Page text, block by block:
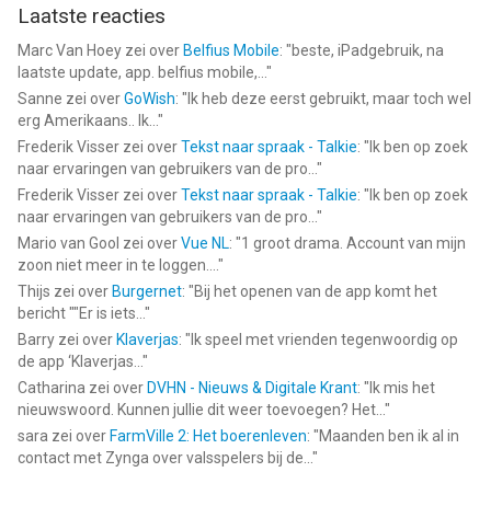
Laatste reacties
Marc Van Hoey zei over Belfius Mobile: "beste, iPadgebruik, na
laatste update, app. belfius mobile,... "
Sanne zei overGoWish: " Ik heb deze eerst gebruikt, maar toch wel
erg Amerikaans.. Ik... "
Frederik Visser zei overTekst naar spraak - Talkie: " Ik ben op zoek
naar ervaringen van gebruikers van de pro... "
Frederik Visser zei overTekst naar spraak - Talkie: " Ik ben op zoek
naar ervaringen van gebruikers van de pro... "
Mario van Gool zei overVue NL: "1 groot drama. Account van mijn
zoon niet meer in te loggen.... "
Thijs zei over Burgernet: "Bij het openen van de app komt het
bericht ""Er is iets... "
Barry zei over Klaverjas: " Ik speel met vrienden tegenwoordig op
de app ‘Klaverjas... "
Catharina zei over DVHN - Nieuws & Digitale Krant: " Ik mis het
nieuwswoord. Kunnen jullie dit weer toevoegen? Het... "
sara zei over FarmVille 2: Het boerenleven: "Maanden ben ik al in
contact met Zynga over valsspelers bij de... "